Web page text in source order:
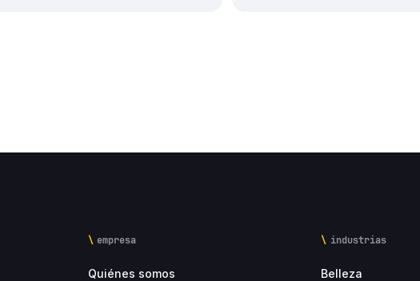
empresa
Quiénes somos
industrias
Belleza